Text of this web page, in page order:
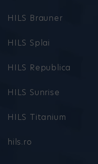
HILS Brauner
HILS Splai
HILS Republica
HILS Sunrise
HILS Titanium
hils.ro